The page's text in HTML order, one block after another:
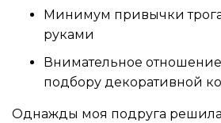
Минимум привычки
руками
Внимательное
подбору декоративной
Однажды моя подруга